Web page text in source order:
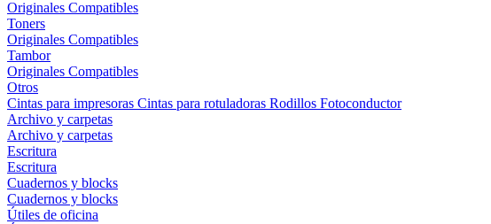
Originales Compatibles
Toners
Originales Compatibles
Tambor
Originales Compatibles
Otros
Cintas para impresoras Cintas para rotuladoras Rodillos Fotoconductor
Archivo y carpetas
Archivo y carpetas
Escritura
Escritura
Cuadernos y blocks
Cuadernos y blocks
Útiles de oficina